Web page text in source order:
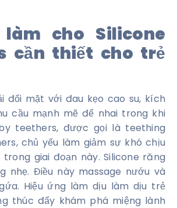
cho Silicone
cần thiết cho trẻ
đối mặt với đau kẹo cao su, kích
cầu mạnh mẽ để nhai trong khi
teethers, được gọi là teething
chủ yếu làm giảm sự khó chịu
giai đoạn này. Silicone răng
nhẹ. Điều này massage nướu và
Hiệu ứng làm dịu làm dịu trẻ
thúc đẩy khám phá miệng lành